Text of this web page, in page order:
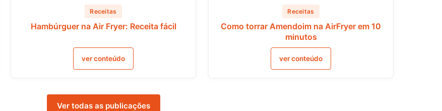
Receitas
Hambúrguer na Air Fryer: Receita fácil
ver conteúdo
Receitas
Como torrar Amendoim na AirFryer em 10
minutos
ver conteúdo
Ver todas as publicações